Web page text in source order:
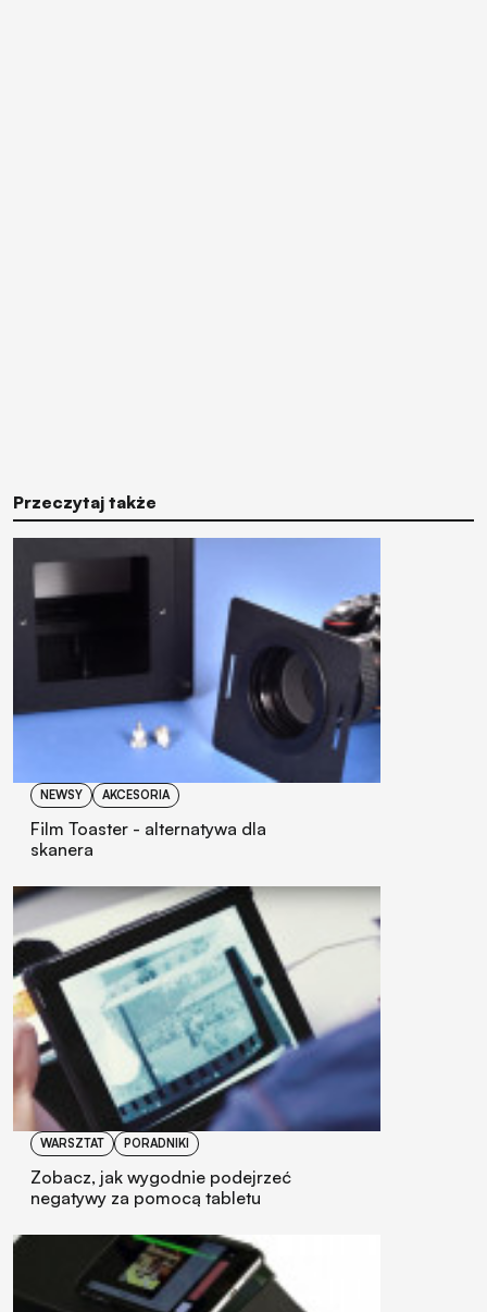
Przeczytaj także
NEWSY AKCESORIA
Film Toaster - alternatywa dla
skanera
WARSZTAT PORADNIKI
Zobacz, jak wygodnie podejrzeć
negatywy za pomocą tabletu